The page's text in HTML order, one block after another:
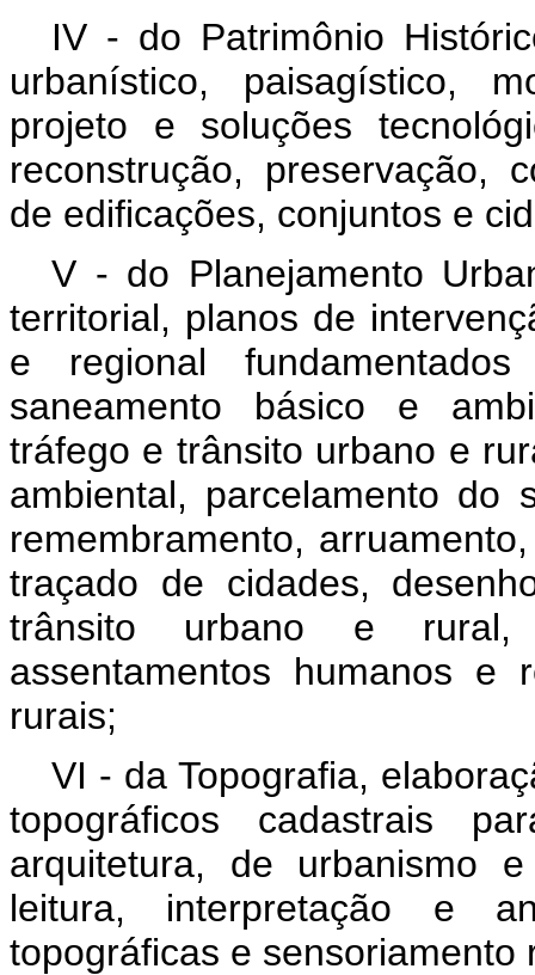
IV - do Patrimônio
urbanístico, paisagístico,
projeto e soluções
reconstrução, preservação,
de edificações, conjuntos e
V - do Planejamento
territorial, planos de
e regional
saneamento básico e
tráfego e trânsito urbano e
ambiental, parcelamento do
remembramento,
traçado de cidades,
trânsito urbano e rural,
assentamentos humanos e
rurais;
VI - da Topografia,
topográficos cadastrais
arquitetura, de urbanismo
leitura, interpretação e
topográficas e